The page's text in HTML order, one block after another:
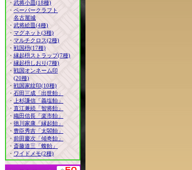
・ 武将小皿(18種)
・ ペーパークラフト
名古屋城
・ 武将絵皿(4種)
・ マグネット(3種)
・ マルチクロス(2種)
・ 戦国枡(17種)
・ 縁起枡ストラップ(7種)
・ 縁起枡しおり(7種)
・ 戦国オンネーム印
(20種)
・ 戦国家紋印(10種)
・ 石田三成「出世飴」
・
上杉謙信「義塩飴」
・ 直江兼続「智将飴」
・ 織田信長「楽市飴」
・ 徳川家康「縁起飴」
・ 豊臣秀吉「太閤飴」
・ 前田慶次「傾奇飴」
・ 斎藤道三「蝮飴」
・ ワイドメモ(2種)